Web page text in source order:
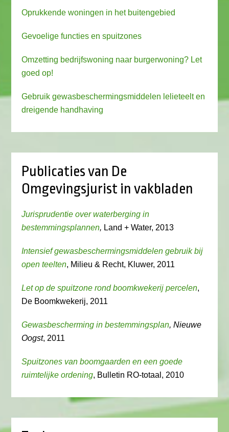
Oprukkende woningen in het buitengebied
Gevoelige functies en spuitzones
Omzetting bedrijfswoning naar burgerwoning? Let
goed op!
Gebruik gewasbeschermingsmiddelen lelieteelt en
dreigende handhaving
Publicaties van De
Omgevingsjurist in vakbladen
Jurisprudentie over waterberging in
bestemmingsplannen, Land + Water, 2013
Intensief gewasbeschermingsmiddelen gebruik bij
open teelten, Milieu & Recht, Kluwer, 2011
Let op de spuitzone rond boomkwekerij percelen,
De Boomkwekerij, 2011
Gewasbescherming in bestemmingsplan, Nieuwe
Oogst, 2011
Spuitzones van boomgaarden en een goede
ruimtelijke ordening, Bulletin RO-totaal, 2010